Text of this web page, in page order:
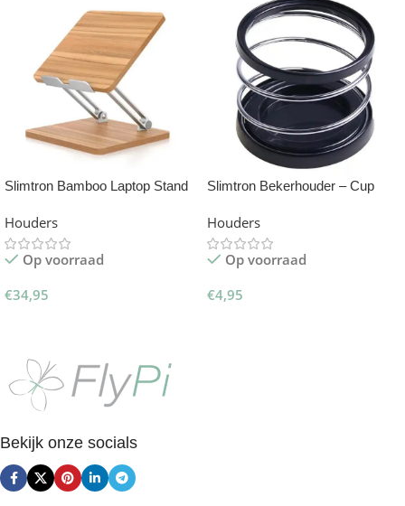
Slimtron Bamboo Laptop Stand
Houders
Op voorraad
€34,95
Slimtron Bekerhouder – Cup
Houders
Op voorraad
€4,95
Bekijk onze socials